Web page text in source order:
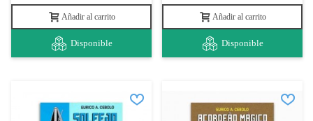
Añadir al carrito
Disponible
Añadir al carrito
Disponible